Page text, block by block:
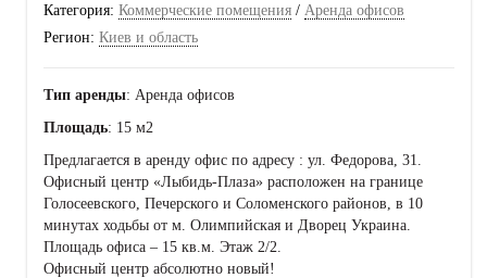
Категория: Коммерческие помещения / Аренда офисов
Регион: Киев и область
Тип аренды: Аренда офисов
Площадь: 15 м2
Предлагается в аренду офис по адресу : ул. Федорова, 31.
Офисный центр «Лыбидь-Плаза» расположен на границе
Голосеевского, Печерского и Соломенского районов, в 10
минутах ходьбы от м. Олимпийская и Дворец Украина.
Площадь офиса – 15 кв.м. Этаж 2/2.
Офисный центр абсолютно новый!